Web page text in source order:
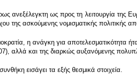
ανεξέλεγκτη ως προς τη λειτουργία της
της ασκούμενης νομισματικής πολιτικής
η ανάγκη για αποτελεσματικότητα
αλλά και της διαρκώς αυξανόμενης
εισάγει τα εξής θεσμικά στοιχεία.